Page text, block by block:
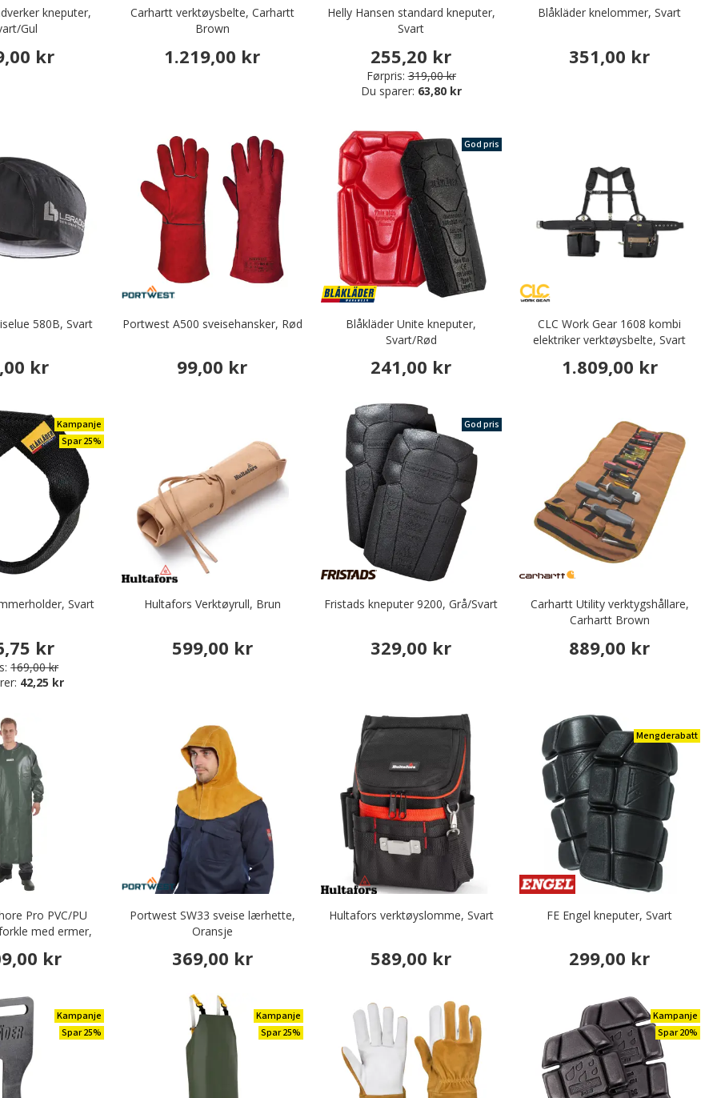
sagbeskyttelse
Tilbehør til arbeidsklær
bruk
kneputer,
Gul
kr
Carhartt verktøysbelte, Carhartt
Brown
1.219,00 kr
Helly Hansen standard kneputer,
Svart
255,20 kr
Førpris: 319,00 kr
Du sparer: 63,80 kr
Blåkläder knelommer, Svart
351,00 kr
580B, Svart
kr
Portwest A500 sveisehansker, Rød
99,00 kr
God pris
Blåkläder Unite kneputer,
Svart/Rød
241,00 kr
CLC Work Gear 1608 kombi
elektriker verktøysbelte, Svart
1.809,00 kr
Kampanje
Spar 25%
Svart
kr
169,00 kr
42,25 kr
Hultafors Verktøyrull, Brun
599,00 kr
God pris
Fristads kneputer 9200, Grå/Svart
329,00 kr
Carhartt Utility verktygshållare,
Carhartt Brown
889,00 kr
Pro PVC/PU
med ermer,
kr
Portwest SW33 sveise lærhette,
Oransje
369,00 kr
Hultafors verktøyslomme, Svart
589,00 kr
Mengderabatt
FE Engel kneputer, Svart
299,00 kr
Kampanje
Spar 25%
Kampanje
Spar 25%
Kampanje
Spar 20%